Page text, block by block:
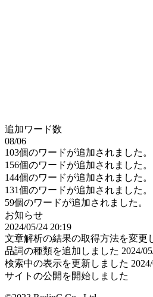
追加ワード数
08/06
103個のワードが追加されました。
156個のワードが追加されました。
144個のワードが追加されました。
131個のワードが追加されました。
59個のワードが追加されました。
お知らせ
2024/05/24 20:19
文章解析の結果の取得方法を変更
品詞の種類を追加しました 2024/
検索中の表示を更新しました
サイトの公開を開始しました